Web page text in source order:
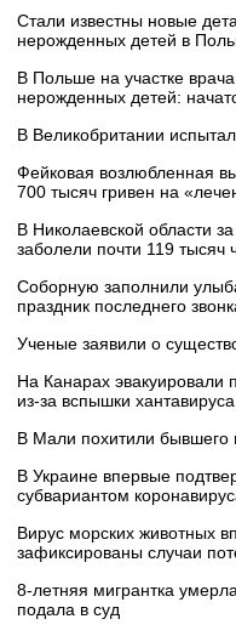
Стали известны новые
нерожденных детей в
В Польше на участке
нерожденных детей:
В Великобритании
Фейковая возлюбленная
700 тысяч гривен на
В Николаевской области
заболели почти 119 тысяч
Соборную заполнили
праздник последнего
Ученые заявили о
На Канарах эвакуировали
из‑за вспышки хантавируса
В Мали похитили бывшего
В Украине впервые
субвариантом
Вирус морских животных
зафиксированы случаи
8-летняя мигрантка
подала в суд